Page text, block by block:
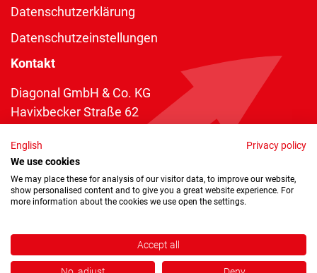
Datenschutzerklärung
Datenschutzeinstellungen
Kontakt
Diagonal GmbH & Co. KG
Havixbecker Straße 62
Telefon:+49 2534 970 216
Telefax: +49 2534 970 116
info@diagonal.de
English
Privacy policy
We use cookies
We may place these for analysis of our visitor data, to improve our website,
show personalised content and to give you a great website experience. For
more information about the cookies we use open the settings.
Accept all